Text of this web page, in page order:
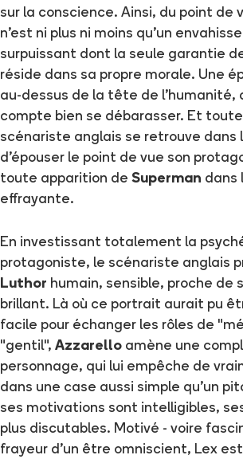
sur la conscience. Ainsi, du point de
n'est ni plus ni moins qu'un
surpuissant dont la seule garantie
réside dans sa propre morale. Une
au-dessus de la tête de l'humanité,
compte bien se débarasser. Et
scénariste anglais se retrouve dans
d'épouser le point de vue son
toute apparition de Superman dans
effrayante.
En investissant totalement la
protagoniste, le scénariste anglais
Luthor humain, sensible, proche de
brillant. Là où ce portrait aurait pu
facile pour échanger les rôles de
"gentil", Azzarello amène une
personnage, qui lui empêche de
dans une case aussi simple qu'un
ses motivations sont intelligibles,
plus discutables. Motivé - voire
frayeur d'un être omniscient, Lex